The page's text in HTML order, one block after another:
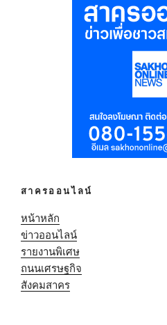
สาครออนไลน์
หน้าหลัก
ข่าวออนไลน์
รายงานพิเศษ
ถนนเศรษฐกิจ
สังคมสาคร